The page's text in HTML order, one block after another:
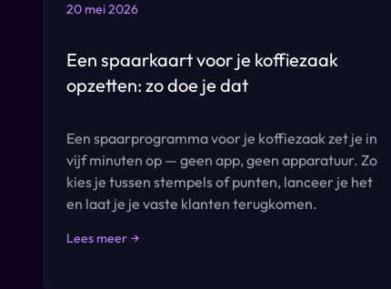
20 mei 2026
Een spaarkaart voor je koffiezaak
opzetten: zo doe je dat
Een spaarprogramma voor je koffiezaak zet je in
vijf minuten op — geen app, geen apparatuur. Zo
kies je tussen stempels of punten, lanceer je het
en laat je je vaste klanten terugkomen.
Lees meer →